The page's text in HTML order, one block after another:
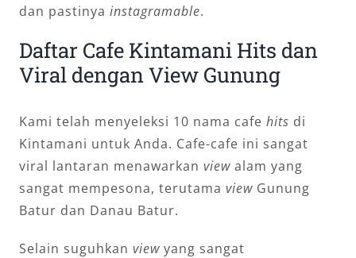
dan pastinya instagramable.
Daftar Cafe Kintamani Hits dan
Viral dengan View Gunung
Kami telah menyeleksi 10 nama cafe hits di
Kintamani untuk Anda. Cafe-cafe ini sangat
viral lantaran menawarkan viewalam yang
sangat mempesona, terutama viewGunung
Batur dan Danau Batur.
Selain suguhkan viewyang sangat